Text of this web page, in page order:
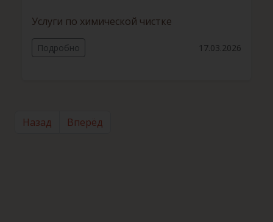
Услуги по химической чистке
Подробно 17.03.2026
Назад Вперёд